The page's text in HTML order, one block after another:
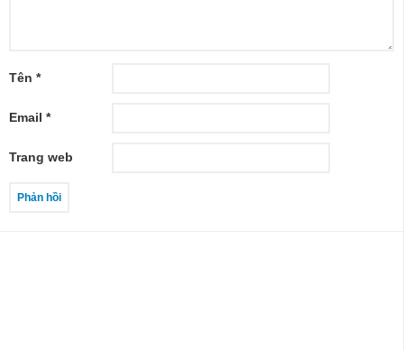
Tên *
Email *
Trang web